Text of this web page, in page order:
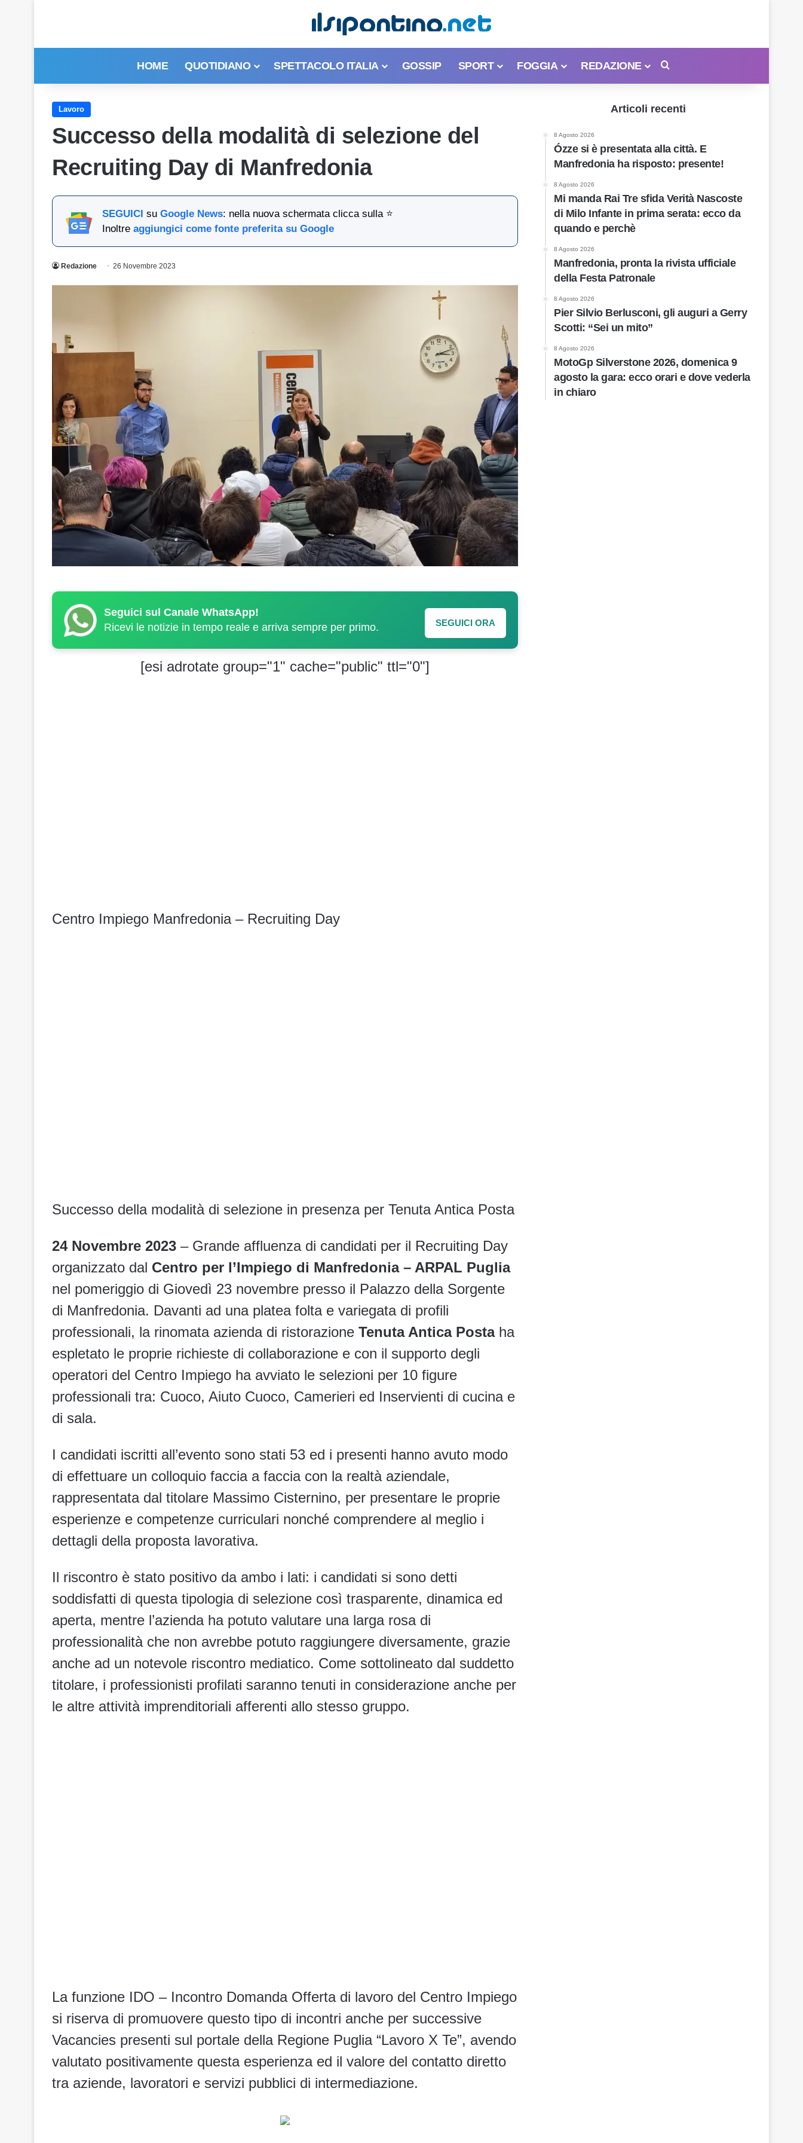
HOME QUOTIDIANO SPETTACOLO ITALIA GOSSIP SPORT FOGGIA REDAZIONE
Lavoro
Successo della modalità di selezione del
Recruiting Day di Manfredonia
SEGUICI su Google News: nella nuova schermata clicca sulla ⭐
Inoltre aggiungici come fonte preferita su Google
Redazione 26 Novembre 2023
Seguici sul Canale WhatsApp!
Ricevi le notizie in tempo reale e arriva sempre per primo.
SEGUICI ORA
[esi adrotate group="1" cache="public" ttl="0"]
Centro Impiego Manfredonia – Recruiting Day
Successo della modalità di selezione in presenza per Tenuta Antica Posta
24 Novembre 2023 – Grande affluenza di candidati per il Recruiting Day
organizzato dal Centro per l’Impiego di Manfredonia – ARPAL Puglia
nel pomeriggio di Giovedì 23 novembre presso il Palazzo della Sorgente
di Manfredonia. Davanti ad una platea folta e variegata di profili
professionali, la rinomata azienda di ristorazione Tenuta Antica Postaha
espletato le proprie richieste di collaborazione e con il supporto degli
operatori del Centro Impiego ha avviato le selezioni per 10 figure
professionali tra: Cuoco, Aiuto Cuoco, Camerieri ed Inservienti di cucina e
di sala.
I candidati iscritti all’evento sono stati 53 ed i presenti hanno avuto modo
di effettuare un colloquio faccia a faccia con la realtà aziendale,
rappresentata dal titolare Massimo Cisternino, per presentare le proprie
esperienze e competenze curriculari nonché comprendere al meglio i
dettagli della proposta lavorativa.
Il riscontro è stato positivo da ambo i lati: i candidati si sono detti
soddisfatti di questa tipologia di selezione così trasparente, dinamica ed
aperta, mentre l’azienda ha potuto valutare una larga rosa di
professionalità che non avrebbe potuto raggiungere diversamente, grazie
anche ad un notevole riscontro mediatico. Come sottolineato dal suddetto
titolare, i professionisti profilati saranno tenuti in considerazione anche per
le altre attività imprenditoriali afferenti allo stesso gruppo.
La funzione IDO – Incontro Domanda Offerta di lavoro del Centro Impiego
si riserva di promuovere questo tipo di incontri anche per successive
Vacancies presenti sul portale della Regione Puglia “Lavoro X Te”, avendo
valutato positivamente questa esperienza ed il valore del contatto diretto
tra aziende, lavoratori e servizi pubblici di intermediazione.
Articoli recenti
8 Agosto 2026
Ózze si è presentata alla città. E
Manfredonia ha risposto: presente!
8 Agosto 2026
Mi manda Rai Tre sfida Verità Nascoste
di Milo Infante in prima serata: ecco da
quando e perchè
8 Agosto 2026
Manfredonia, pronta la rivista ufficiale
della Festa Patronale
8 Agosto 2026
Pier Silvio Berlusconi, gli auguri a Gerry
Scotti: “Sei un mito”
8 Agosto 2026
MotoGp Silverstone 2026, domenica 9
agosto la gara: ecco orari e dove vederla
in chiaro